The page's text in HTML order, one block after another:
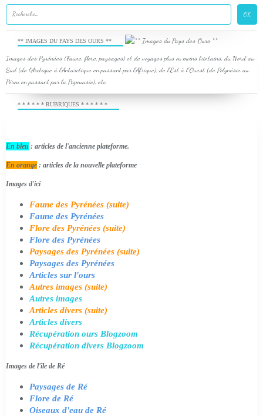
** IMAGES DU PAYS DES OURS **
Images des Pyrénées (Faune, flore, paysages) et de voyages plus ou moins lointains, du Nord au
Sud (de l'Arctique à l'Antarctique en passant par l'Afrique), de l'Est à l'Ouest (de Polynésie au
Pérou en passant par la Papouasie), etc.
* * * * * * RUBRIQUES * * * * * *
En bleu : articles de l'ancienne plateforme.
En orange : articles de la nouvelle plateforme
Images d'ici
Faune des Pyrénées (suite)
Faune des Pyrénées
Flore des Pyrénées (suite)
Flore des Pyrénées
Paysages des Pyrénées (suite)
Paysages des Pyrénées
Articles sur l'ours
Autres images (suite)
Autres images
Articles divers (suite)
Articles divers
Récupération ours Blogzoom
Récupération divers Blogzoom
Images de l'île de Ré
Paysages de Ré
Flore de Ré
Oiseaux d'eau de Ré